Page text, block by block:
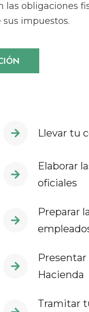
obligaciones
impuestos.
Llevar tu
Elaborar
oficiales
Preparar
Hacienda
Tramitar